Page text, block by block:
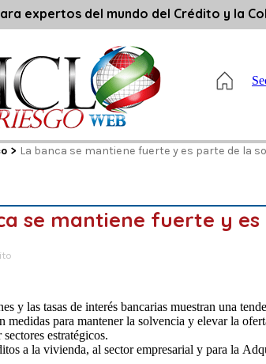
expertos del mundo del Crédito y la
> La banca se mantiene fuerte y es parte de la
se mantiene fuerte y
y las tasas de interés bancarias muestran una
medidas para mantener la solvencia y elevar la
sectores estratégicos.
a la vivienda, al sector empresarial y para la